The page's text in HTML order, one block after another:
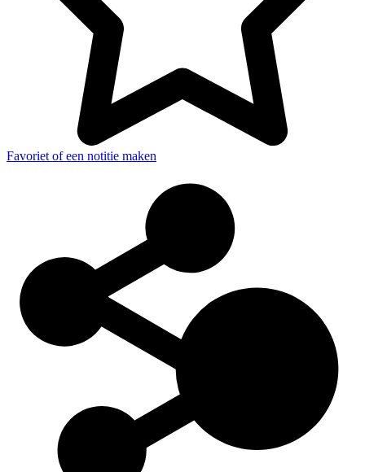
Favoriet of een notitie maken